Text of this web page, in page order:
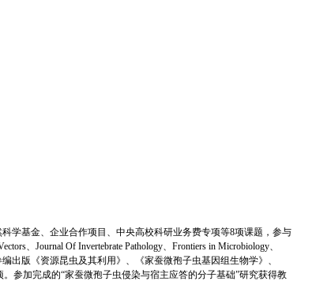
学基金、企业合作项目、中央高校科研业务费专项等8项课题，参与
、 Journal Of Invertebrate Pathology、 Frontiers in Microbiology、
出版《资源昆虫及其利用》、《家蚕微孢子虫基因组生物学》、
。参加完成的“家蚕微孢子虫侵染与宿主应答的分子基础”研究获得教